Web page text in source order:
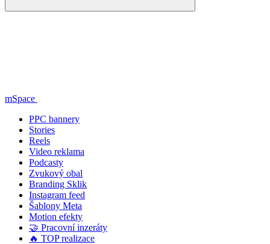
mSpace
PPC bannery
Stories
Reels
Video reklama
Podcasty
Zvukový obal
Branding Sklik
Instagram feed
Šablony Meta
Motion efekty
🤝 Pracovní inzeráty
🔥 TOP realizace